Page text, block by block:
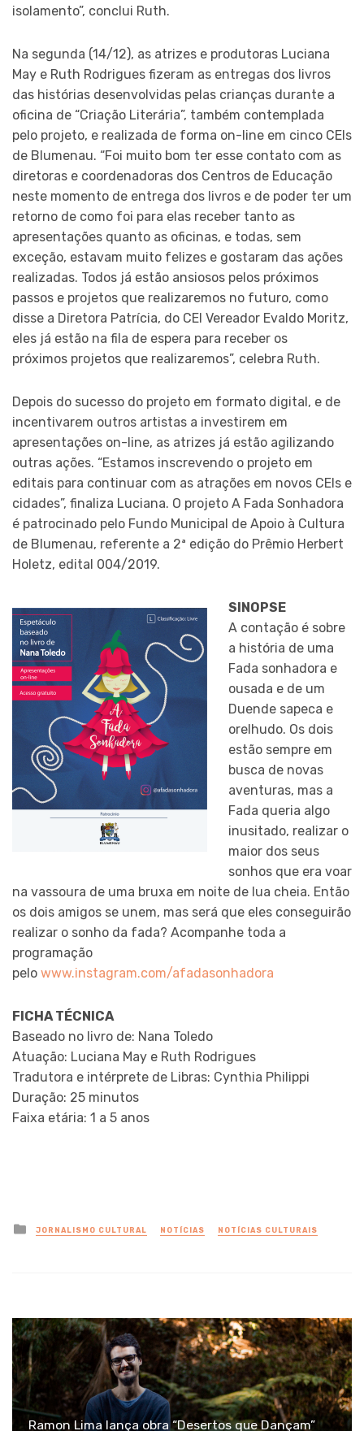
isolamento”, conclui Ruth.
Na segunda (14/12), as atrizes e produtoras Luciana
May e Ruth Rodrigues fizeram as entregas dos livros
das histórias desenvolvidas pelas crianças durante a
oficina de “Criação Literária”, também contemplada
pelo projeto, e realizada de forma on-line em cinco CEIs
de Blumenau. “Foi muito bom ter esse contato com as
diretoras e coordenadoras dos Centros de Educação
neste momento de entrega dos livros e de poder ter um
retorno de como foi para elas receber tanto as
apresentações quanto as oficinas, e todas, sem
exceção, estavam muito felizes e gostaram das ações
realizadas. Todos já estão ansiosos pelos próximos
passos e projetos que realizaremos no futuro, como
disse a Diretora Patrícia, do CEI Vereador Evaldo Moritz,
eles já estão na fila de espera para receber os
próximos projetos que realizaremos”, celebra Ruth.
Depois do sucesso do projeto em formato digital, e de
incentivarem outros artistas a investirem em
apresentações on-line, as atrizes já estão agilizando
outras ações. “Estamos inscrevendo o projeto em
editais para continuar com as atrações em novos CEIs e
cidades”, finaliza Luciana. O projeto A Fada Sonhadora
é patrocinado pelo Fundo Municipal de Apoio à Cultura
de Blumenau, referente a 2ª edição do Prêmio Herbert
Holetz, edital 004/2019.
SINOPSE
A contação é sobre
a história de uma
Fada sonhadora e
ousada e de um
Duende sapeca e
orelhudo. Os dois
estão sempre em
busca de novas
aventuras, mas a
Fada queria algo
inusitado, realizar o
maior dos seus
sonhos que era voar
na vassoura de uma bruxa em noite de lua cheia. Então
os dois amigos se unem, mas será que eles conseguirão
realizar o sonho da fada? Acompanhe toda a
programação
pelo www.instagram.com/afadasonhadora
FICHA TÉCNICA
Baseado no livro de: Nana Toledo
Atuação: Luciana May e Ruth Rodrigues
Tradutora e intérprete de Libras: Cynthia Philippi
Duração: 25 minutos
Faixa etária: 1 a 5 anos
Posted
in
JORNALISMO CULTURAL NOTÍCIAS NOTÍCIAS CULTURAIS
Ramon Lima lança obra “Desertos que Dançam”